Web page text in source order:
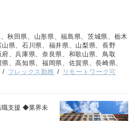
秋田県、山形県、福島県、茨城県、栃木
県、石川県、福井県、山梨県、長野
、兵庫県、奈良県、和歌山県、鳥取
、高知県、福岡県、佐賀県、長崎県、
フレックス勤務
リモートワーク可
職支援 ◆業界未